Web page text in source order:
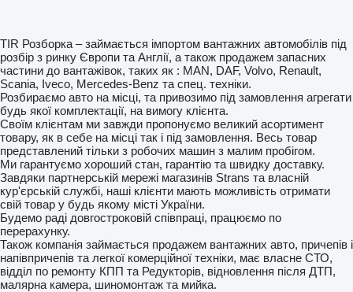
TIR Розборка – займається імпортом вантажних автомобілів під
розбір з ринку Європи та Англії, а також продажем запасних
частини до вантажівок, таких як : MAN, DAF, Volvo, Renault,
Scania, Iveco, Mercedes-Benz та спец. техніки.
Розбираємо авто на місці, та привозимо під замовлення агрегати
будь якої комплектації, на вимогу клієнта.
Своїм клієнтам ми завжди пропонуємо великий асортимент
товару, як в себе на місці так і під замовлення. Весь товар
представлений тільки з робочих машин з малим пробігом.
Ми гарантуємо хороший стан, гарантію та швидку доставку.
Завдяки партнерській мережі магазинів Strans та власній
кур'єрській службі, наші клієнти мають можливість отримати
свій товар у будь якому місті України.
Будемо раді довгостроковій співпраці, працюємо по
перерахунку.
Також компанія займається продажем вантажних авто, причепів і
напівпричепів та легкої комерційної техніки, має власне СТО,
відділ по ремонту КПП та Редукторів, відновлення після ДТП,
малярна камера, шиномонтаж та мийка.